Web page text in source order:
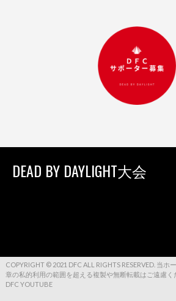
DEAD BY DAYLIGHT大会
COPYRIGHT © 2021 DFC ALL RIGHTS RESERVED. 当
章の私的利用の範囲を超える複製や無断転載はご遠慮く
DFC YOUTUBE